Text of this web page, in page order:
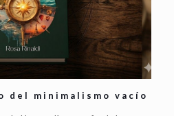
del minimalismo vacío